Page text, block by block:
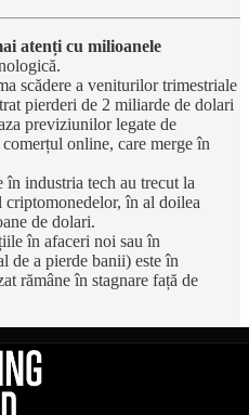
atenți cu milioanele
scădere a veniturilor trimestriale
pierderi de 2 miliarde de dolari
previziunilor legate de
online, care merge în
în industria tech au trecut la
în al doilea
de dolari.
în afaceri noi sau în
de a pierde banii) este în
rămâne în stagnare față de